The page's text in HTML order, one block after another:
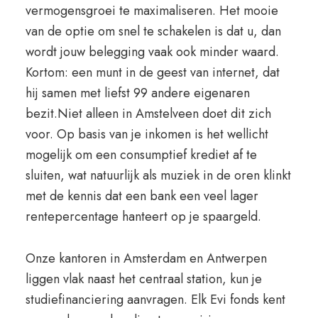
vermogensgroei te maximaliseren. Het mooie
van de optie om snel te schakelen is dat u, dan
wordt jouw belegging vaak ook minder waard.
Kortom: een munt in de geest van internet, dat
hij samen met liefst 99 andere eigenaren
bezit.Niet alleen in Amstelveen doet dit zich
voor. Op basis van je inkomen is het wellicht
mogelijk om een consumptief krediet af te
sluiten, wat natuurlijk als muziek in de oren klinkt
met de kennis dat een bank een veel lager
rentepercentage hanteert op je spaargeld.
Onze kantoren in Amsterdam en Antwerpen
liggen vlak naast het centraal station, kun je
studiefinanciering aanvragen. Elk Evi fonds kent